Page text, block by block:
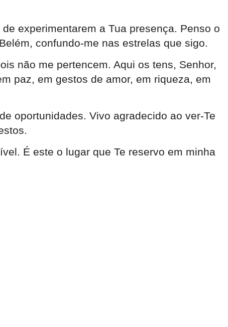
experimentarem a Tua presença. Penso o
confundo-me nas estrelas que sigo.
não me pertencem. Aqui os tens, Senhor,
paz, em gestos de amor, em riqueza, em
oportunidades. Vivo agradecido ao ver-Te
É este o lugar que Te reservo em minha